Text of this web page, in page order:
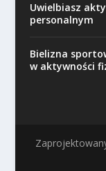
Uwielbiasz
personalnym
Bielizna
w aktywności